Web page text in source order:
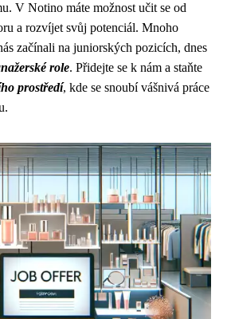
V Notino máte možnost učit se od
a rozvíjet svůj potenciál. Mnoho
začínali na juniorských pozicích, dnes
role. Přidejte se k nám a staňte
prostředí, kde se snoubí vášnivá práce